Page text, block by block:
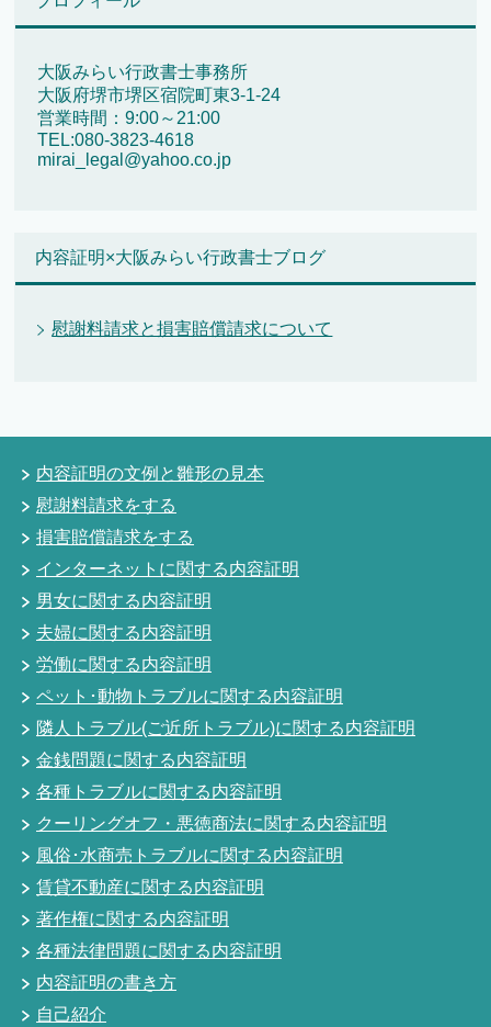
大阪みらい行政書士事務所
大阪府堺市堺区宿院町東3-1-24
営業時間：9:00～21:00
TEL:080-3823-4618
mirai_legal@yahoo.co.jp
内容証明×大阪みらい行政書士ブログ
慰謝料請求と損害賠償請求について
内容証明の文例と雛形の見本
慰謝料請求をする
損害賠償請求をする
インターネットに関する内容証明
男女に関する内容証明
夫婦に関する内容証明
労働に関する内容証明
ペット･動物トラブルに関する内容証明
隣人トラブル(ご近所トラブル)に関する内容証明
金銭問題に関する内容証明
各種トラブルに関する内容証明
クーリングオフ・悪徳商法に関する内容証明
風俗･水商売トラブルに関する内容証明
賃貸不動産に関する内容証明
著作権に関する内容証明
各種法律問題に関する内容証明
内容証明の書き方
自己紹介